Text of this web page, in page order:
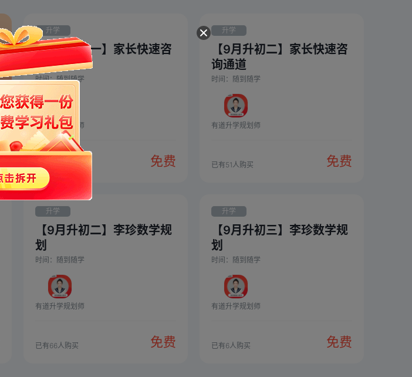
升学
【9月升初一】家长快速咨
询通道
时间：随到随学
有道升学规划师
已有349人购买 免费
升学
【9月升初二】家长快速咨
询通道
时间： 随到随学
有道升学规划师
已有51人购买 免费
升学
【9月升初二】李珍数学规
划
时间： 随到随学
有道升学规划师
已有66人购买 免费
升学
【9月升初三】李珍数学规
划
时间： 随到随学
有道升学规划师
已有6人购买 免费